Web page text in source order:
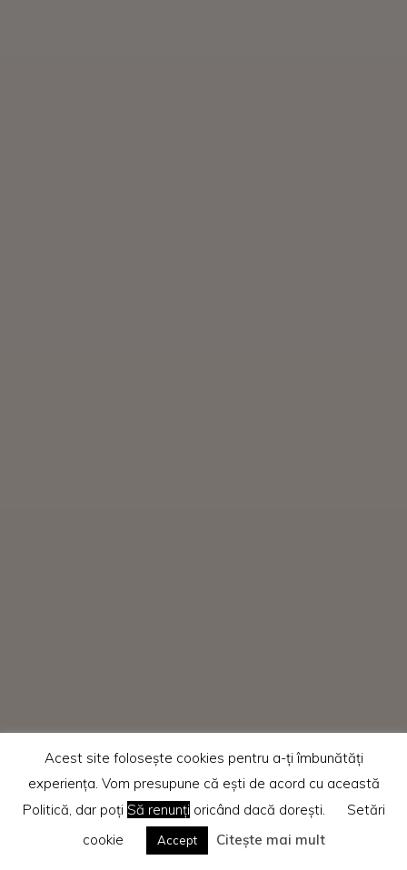
HomeRecenzii cărti
Acest site folosește cookies pentru a-ți îmbunătăți
experiența. Vom presupune că ești de acord cu această
Politică, dar poți Să renunți oricând dacă dorești.
Setări
cookie
Accept Citește mai mult